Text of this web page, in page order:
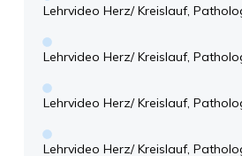
Lehrvideo Herz/ Kreislauf,
Lehrvideo Herz/ Kreislauf,
Lehrvideo Herz/ Kreislauf,
Lehrvideo Herz/ Kreislauf,